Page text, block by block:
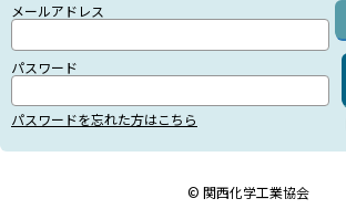
メールアドレス
パスワード
パスワードを忘れた方はこちら
© 関西化学工業協会